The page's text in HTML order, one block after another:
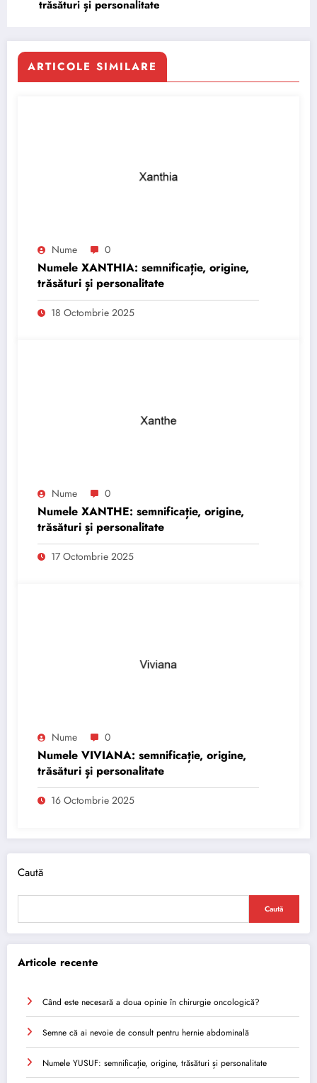
trăsături și personalitate
ARTICOLE SIMILARE
Nume 0
Numele XANTHIA: semnificație, origine,
trăsături și personalitate
18 Octombrie 2025
Nume 0
Numele XANTHE: semnificație, origine,
trăsături și personalitate
17 Octombrie 2025
Nume 0
Numele VIVIANA: semnificație, origine,
trăsături și personalitate
16 Octombrie 2025
Caută
Caută
Articole recente
Când este necesară a doua opinie în chirurgie oncologică?
Semne că ai nevoie de consult pentru hernie abdominală
Numele YUSUF: semnificație, origine, trăsături și personalitate